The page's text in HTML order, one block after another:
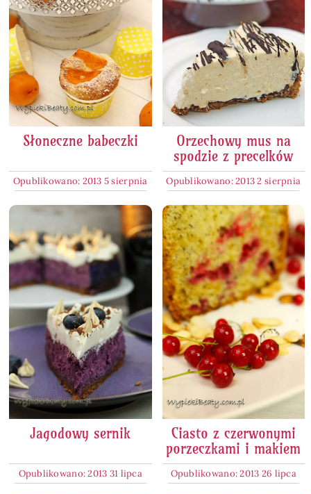
Słoneczne babeczki
Opublikowano: 2013 5 sierpnia
Orzechowy mus na
spodzie z precelków
Opublikowano: 2013 2 sierpnia
Jagodowy sernik
Opublikowano: 2013 31 lipca
Ciasto z czerwonymi
porzeczkami i makiem
Opublikowano: 2013 26 lipca